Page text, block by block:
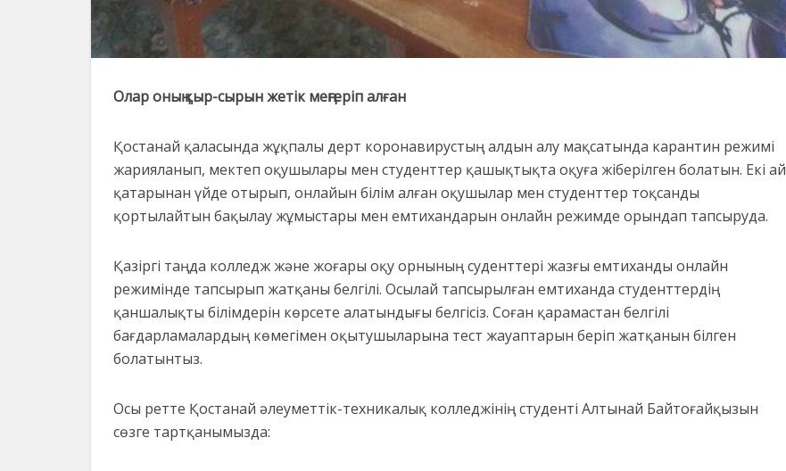
Олар оның қыр-сырын жетік меңгеріп алған
Қостанай қаласында жұқпалы дерт коронавирустың алдын алу мақсатында карантин режимі
жарияланып, мектеп оқушылары мен студенттер қашықтықта оқуға жіберілген болатын. Екі ай
қатарынан үйде отырып, онлайын білім алған оқушылар мен студенттер тоқсанды
қортылайтын бақылау жұмыстары мен емтихандарын онлайн режимде орындап тапсыруда.
Қазіргі таңда колледж және жоғары оқу орнының суденттері жазғы емтиханды онлайн
режимінде тапсырып жатқаны белгілі. Осылай тапсырылған емтиханда студенттердің
қаншалықты білімдерін көрсете алатындығы белгісіз. Соған қарамастан белгілі
бағдарламалардың көмегімен оқытушыларына тест жауаптарын беріп жатқанын білген
болатынтыз.
Осы ретте Қостанай әлеуметтік-техникалық колледжінің студенті Алтынай Байтоғайқызын
сөзге тартқанымызда: